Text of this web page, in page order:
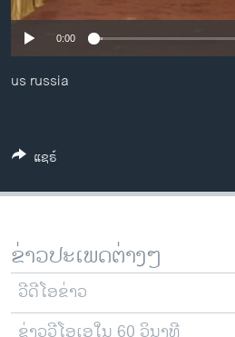
ທຸລະກິດ
ພາສາອັງກິດ
ວີດີໂອ
ລາຍການກະຈາຍສຽງ
ຕິດຕາມພວກເຮົາ ທີ່
ພາສາຕ່າງໆ
0:00
us russia
ແຊຣ໌
ຂ່າວປະເພດຕ່າງໆ
ວີດີໂອຂ່າວ